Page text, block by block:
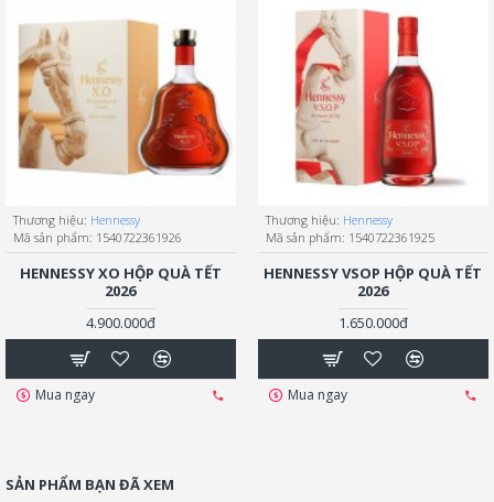
Thương hiệu: Hennessy
Mã sản phẩm: 1540722361926
HENNESSY XO HỘP QUÀ TẾT
2026
4.900.000đ
Mua ngay
Thương hiệu: Hennessy
Mã sản phẩm: 1540722361925
HENNESSY VSOP HỘP QUÀ TẾT
2026
1.650.000đ
Mua ngay
SẢN PHẨM BẠN ĐÃ XEM